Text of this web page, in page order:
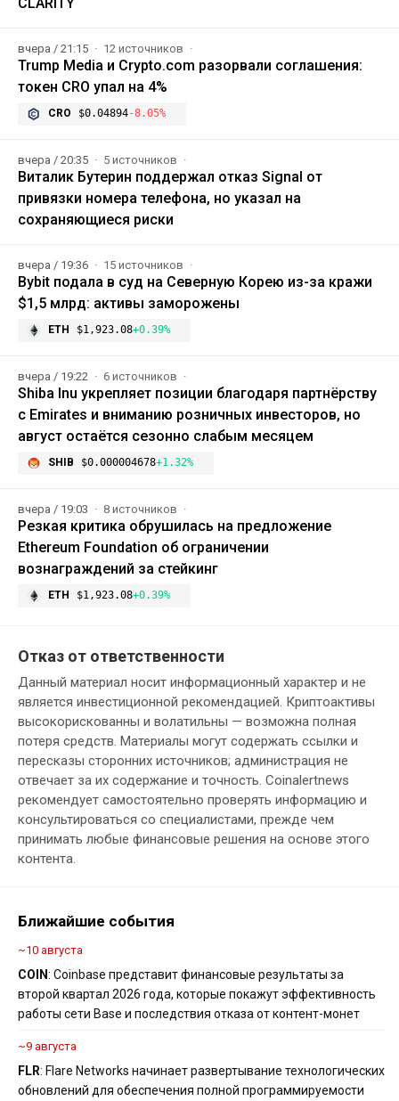
вчера / 21:15 12 источников
Trump Media и Crypto.com разорвали соглашения:
токен CRO упал на 4%
CRO $0.04894-8.05%
вчера / 20:35 5 источников
Виталик Бутерин поддержал отказ Signal от
привязки номера телефона, но указал на
сохраняющиеся риски
вчера / 19:36 15 источников
Bybit подала в суд на Северную Корею из-за кражи
$1,5 млрд: активы заморожены
ETH $1,923.08+0.39%
вчера / 19:22 6 источников
Shiba Inu укрепляет позиции благодаря партнёрству
с Emirates и вниманию розничных инвесторов, но
август остаётся сезонно слабым месяцем
SHIB $0.000004678+1.32%
вчера / 19:03 8 источников
Резкая критика обрушилась на предложение
Ethereum Foundation об ограничении
вознаграждений за стейкинг
ETH $1,923.08+0.39%
Отказ от ответственности
Данный материал носит информационный характер и не
является инвестиционной рекомендацией. Криптоактивы
высокорискованны и волатильны — возможна полная
потеря средств. Материалы могут содержать ссылки и
пересказы сторонних источников; администрация не
отвечает за их содержание и точность. Coinalertnews
рекомендует самостоятельно проверять информацию и
консультироваться со специалистами, прежде чем
принимать любые финансовые решения на основе этого
контента.
Ближайшие события
~10 августа
COIN: Coinbase представит финансовые результаты за
второй квартал 2026 года, которые покажут эффективность
работы сети Base и последствия отказа от контент-монет
~9 августа
FLR: Flare Networks начинает развертывание технологических
обновлений для обеспечения полной программируемости